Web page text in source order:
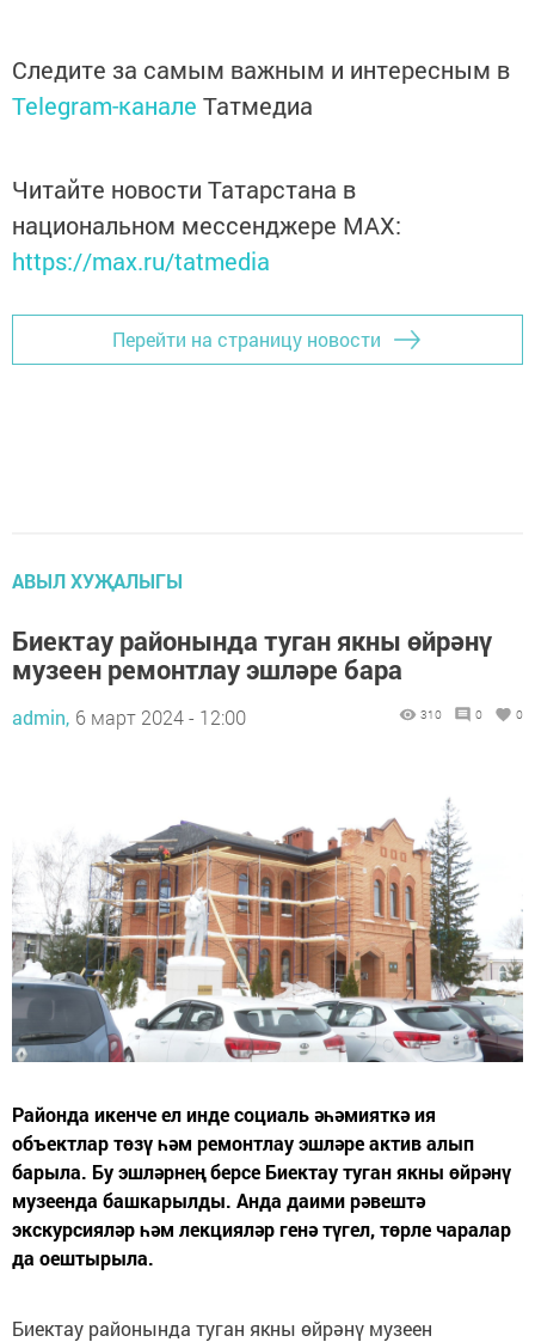
Следите за самым важным и интересным в
Telegram-канале Татмедиа
Читайте новости Татарстана в
национальном мессенджере MАХ:
https://max.ru/tatmedia
Перейти на страницу новости
АВЫЛ ХУҖАЛЫГЫ
Биектау районында туган якны өйрәнү
музеен ремонтлау эшләре бара
admin, 6 март 2024 - 12:00 310 0 0
Районда икенче ел инде социаль әһәмияткә ия
объектлар төзү һәм ремонтлау эшләре актив алып
барыла. Бу эшләрнең берсе Биектау туган якны өйрәнү
музеенда башкарылды. Анда даими рәвештә
экскурсияләр һәм лекцияләр генә түгел, төрле чаралар
да оештырыла.
Биектау районында туган якны өйрәнү музеен